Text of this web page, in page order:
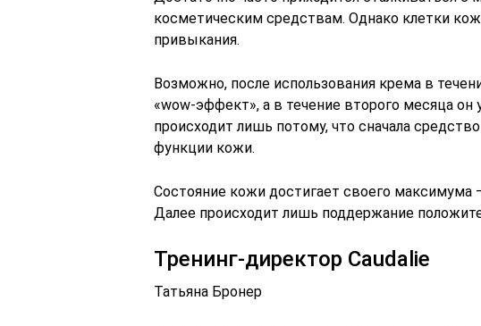
косметическим средствам. Однако клетки
привыкания.
Возможно, после использования крема в
«wow-эффект», а в течение второго месяца он
происходит лишь потому, что сначала
функции кожи.
Состояние кожи достигает своего максимума
Далее происходит лишь поддержание
Тренинг-директор Caudalie
Татьяна Бронер